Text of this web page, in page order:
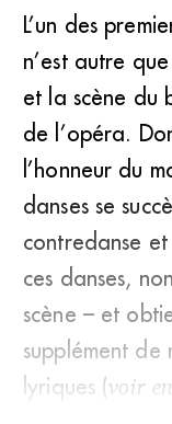
L’un des
n’est autre
et la scène du
de l’opéra.
l’honneur du
danses se
contredanse et
ces danses,
scène – et
supplément de
lyriques (voir